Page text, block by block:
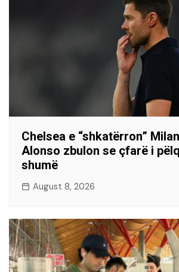
Chelsea e “shkatërron”
Alonso zbulon se çfarë i
shumë
August 8, 2026